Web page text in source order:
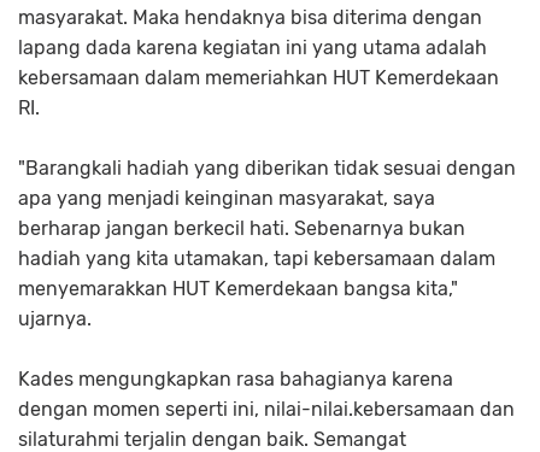
masyarakat. Maka hendaknya bisa diterima dengan
lapang dada karena kegiatan ini yang utama adalah
kebersamaan dalam memeriahkan HUT Kemerdekaan
RI.
"Barangkali hadiah yang diberikan tidak sesuai dengan
apa yang menjadi keinginan masyarakat, saya
berharap jangan berkecil hati. Sebenarnya bukan
hadiah yang kita utamakan, tapi kebersamaan dalam
menyemarakkan HUT Kemerdekaan bangsa kita,"
ujarnya.
Kades mengungkapkan rasa bahagianya karena
dengan momen seperti ini, nilai-nilai.kebersamaan dan
silaturahmi terjalin dengan baik. Semangat